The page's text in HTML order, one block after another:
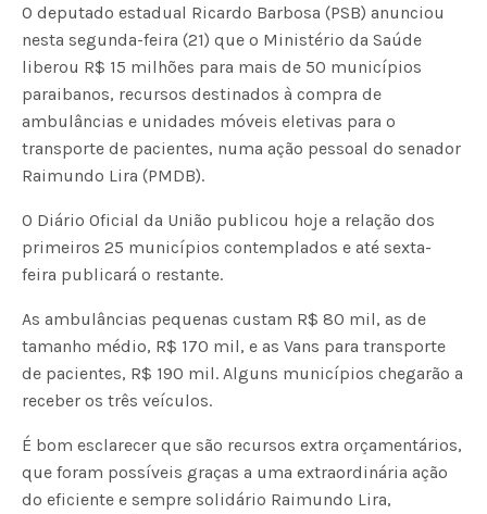
O deputado estadual Ricardo Barbosa (PSB) anunciou
nesta segunda-feira (21) que o Ministério da Saúde
liberou R$ 15 milhões para mais de 50 municípios
paraibanos, recursos destinados à compra de
ambulâncias e unidades móveis eletivas para o
transporte de pacientes, numa ação pessoal do senador
Raimundo Lira (PMDB).
O Diário Oficial da União publicou hoje a relação dos
primeiros 25 municípios contemplados e até sexta-
feira publicará o restante.
As ambulâncias pequenas custam R$ 80 mil, as de
tamanho médio, R$ 170 mil, e as Vans para transporte
de pacientes, R$ 190 mil. Alguns municípios chegarão a
receber os três veículos.
É bom esclarecer que são recursos extra orçamentários,
que foram possíveis graças a uma extraordinária ação
do eficiente e sempre solidário Raimundo Lira,